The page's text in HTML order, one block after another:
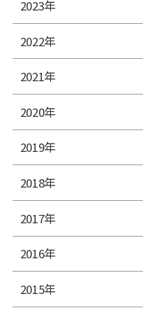
2023年
2022年
2021年
2020年
2019年
2018年
2017年
2016年
2015年